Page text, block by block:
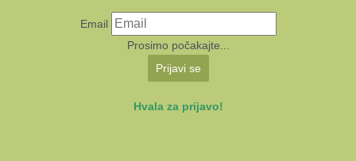
Email
Prosimo počakajte...
Prijavi se
Hvala za prijavo!